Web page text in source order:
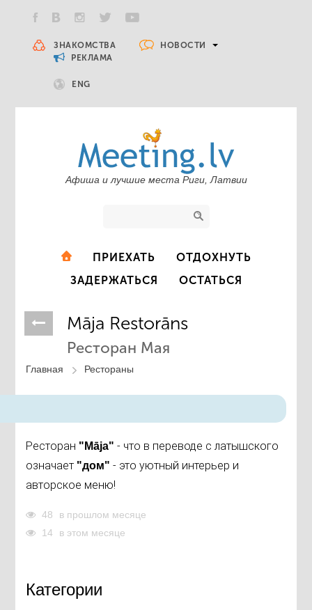
ЗНАКОМСТВА
НОВОСТИ
РЕКЛАМА
ENG
Афиша и лучшие места Риги, Латвии
ПРИЕХАТЬ
ОТДОХНУТЬ
ЗАДЕРЖАТЬСЯ
ОСТАТЬСЯ
Māja Restorāns
Ресторан Мая
Главная Рестораны
Ресторан "Māja" - что в переводе с латышского
означает "дом" - это уютный интерьер и
авторское меню!
48
в прошлом месяце
14
в этом месяце
Категории